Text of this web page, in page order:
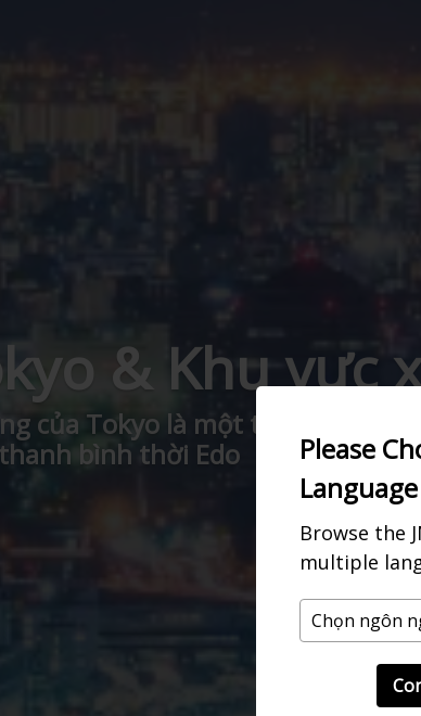
Please
Language
Browse the
multiple
& Khu vực
của Tokyo là một trung tâm
bình thời Edo